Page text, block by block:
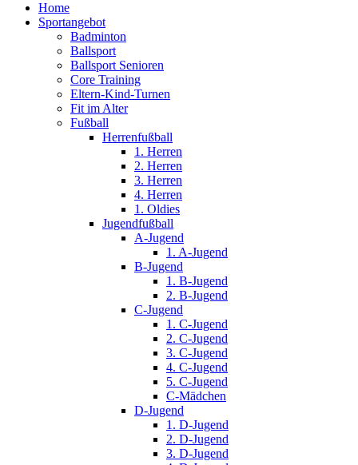
Home
Sportangebot
Badminton
Ballsport
Ballsport Senioren
Core Training
Eltern-Kind-Turnen
Fit im Alter
Fußball
Herrenfußball
1. Herren
2. Herren
3. Herren
4. Herren
1. Oldies
Jugendfußball
A-Jugend
1. A-Jugend
B-Jugend
1. B-Jugend
2. B-Jugend
C-Jugend
1. C-Jugend
2. C-Jugend
3. C-Jugend
4. C-Jugend
5. C-Jugend
C-Mädchen
D-Jugend
1. D-Jugend
2. D-Jugend
3. D-Jugend